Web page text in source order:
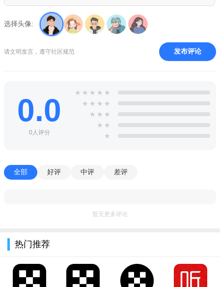
里面的用户不会存在欺诈等行为，用户可以放心的交易。
佳兆家居app家电的服务将更加便捷、规范、安全、环保。
佳兆家居app亮点
能够在线预约，去亲身体验样板间，感受商品质量；
为提供了各种优惠折扣，消费体验更好。
小编推荐同类软件
土巴兔：海量装修公司对比与口碑评价
齐家网：装修报价透明+建材家具一站购
选择头像:
请文明发言，遵守社区规范 发布评论
0.0
0人评分
★ ★ ★ ★ ★
★ ★ ★ ★
★ ★ ★
★ ★
★
全部 好评 中评 差评
暂无更多评论
热门推荐